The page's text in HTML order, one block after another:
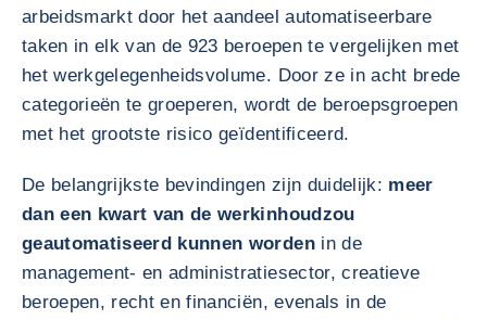
arbeidsmarkt door het aandeel automatiseerbare
taken in elk van de 923 beroepen te vergelijken met
het werkgelegenheidsvolume. Door ze in acht brede
categorieën te groeperen, wordt de beroepsgroepen
met het grootste risico geïdentificeerd.
De belangrijkste bevindingen zijn duidelijk: meer
dan een kwart van de werkinhoudzou
geautomatiseerd kunnen wordenin de
management- en administratiesector, creatieve
beroepen, recht en financiën, evenals in de